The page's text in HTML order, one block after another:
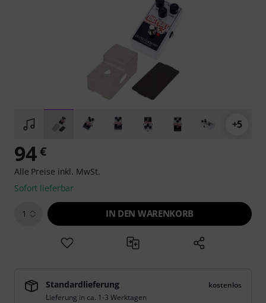
+5
94€
Alle Preise inkl. MwSt.
Sofort lieferbar
1 IN DEN WARENKORB
Standardlieferung
kostenlos
Lieferung in ca. 1-3 Werktagen